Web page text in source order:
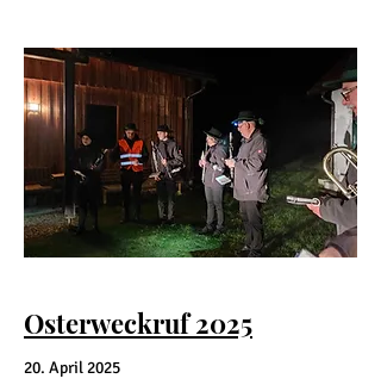
Osterweckruf 2025
20. April 2025